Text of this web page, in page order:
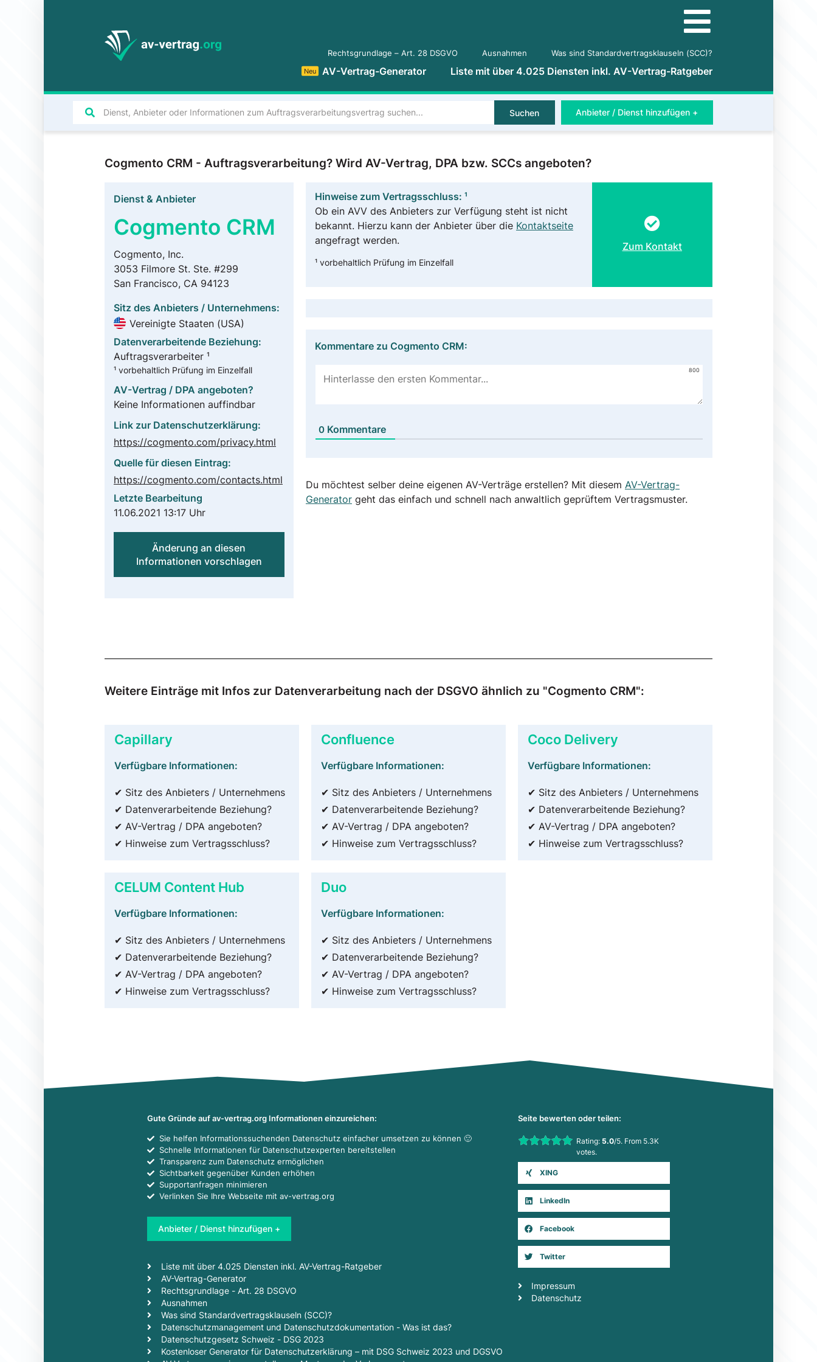
Rechtsgrundlage – Art. 28 DSGVO Ausnahmen Was sind Standardvertragsklauseln (SCC)?
Neu AV-Vertrag-Generator Liste mit über 4.025 Diensten inkl. AV-Vertrag-Ratgeber
Suchen Anbieter / Dienst hinzufügen +
Cogmento CRM - Auftragsverarbeitung? Wird AV-Vertrag, DPA bzw. SCCs angeboten?
Dienst & Anbieter
Cogmento CRM
Cogmento, Inc.
3053 Filmore St. Ste. #299
San Francisco, CA 94123
Sitz des Anbieters / Unternehmens:
Vereinigte Staaten (USA)
Datenverarbeitende Beziehung:
Auftragsverarbeiter ¹
¹ vorbehaltlich Prüfung im Einzelfall
AV-Vertrag / DPA angeboten?
Keine Informationen auffindbar
Link zur Datenschutzerklärung:
https://cogmento.com/privacy.html
Quelle für diesen Eintrag:
https://cogmento.com/contacts.html
Letzte Bearbeitung
11.06.2021 13:17 Uhr
Änderung an diesen
Informationen vorschlagen
Hinweise zum Vertragsschluss: ¹
Ob ein AVV des Anbieters zur Verfügung steht ist nicht
bekannt. Hierzu kann der Anbieter über die Kontaktseite
angefragt werden.
¹ vorbehaltlich Prüfung im Einzelfall
Zum Kontakt
Kommentare zu Cogmento CRM:
800
0Kommentare
Du möchtest selber deine eigenen AV-Verträge erstellen? Mit diesem AV-Vertrag-
Generatorgeht das einfach und schnell nach anwaltlich geprüftem Vertragsmuster.
Weitere Einträge mit Infos zur Datenverarbeitung nach der DSGVO ähnlich zu "Cogmento CRM":
Capillary
Verfügbare Informationen:
✔ Sitz des Anbieters / Unternehmens
✔ Datenverarbeitende Beziehung?
✔ AV-Vertrag / DPA angeboten?
✔ Hinweise zum Vertragsschluss?
Confluence
Verfügbare Informationen:
✔ Sitz des Anbieters / Unternehmens
✔ Datenverarbeitende Beziehung?
✔ AV-Vertrag / DPA angeboten?
✔ Hinweise zum Vertragsschluss?
Coco Delivery
Verfügbare Informationen:
✔ Sitz des Anbieters / Unternehmens
✔ Datenverarbeitende Beziehung?
✔ AV-Vertrag / DPA angeboten?
✔ Hinweise zum Vertragsschluss?
CELUM Content Hub
Verfügbare Informationen:
✔ Sitz des Anbieters / Unternehmens
✔ Datenverarbeitende Beziehung?
✔ AV-Vertrag / DPA angeboten?
✔ Hinweise zum Vertragsschluss?
Duo
Verfügbare Informationen:
✔ Sitz des Anbieters / Unternehmens
✔ Datenverarbeitende Beziehung?
✔ AV-Vertrag / DPA angeboten?
✔ Hinweise zum Vertragsschluss?
Gute Gründe auf av-vertrag.org Informationen einzureichen:
Sie helfen Informationssuchenden Datenschutz einfacher umsetzen zu können 🙂
Schnelle Informationen für Datenschutzexperten bereitstellen
Transparenz zum Datenschutz ermöglichen
Sichtbarkeit gegenüber Kunden erhöhen
Supportanfragen minimieren
Verlinken Sie Ihre Webseite mit av-vertrag.org
Anbieter / Dienst hinzufügen +
Liste mit über 4.025 Diensten inkl. AV-Vertrag-Ratgeber
AV-Vertrag-Generator
Rechtsgrundlage - Art. 28 DSGVO
Ausnahmen
Was sind Standardvertragsklauseln (SCC)?
Datenschutzmanagement und Datenschutzdokumentation - Was ist das?
Datenschutzgesetz Schweiz - DSG 2023
Kostenloser Generator für Datenschutzerklärung – mit DSG Schweiz 2023 und DGSVO
Seite bewerten oder teilen:
Rate this item:
Submit Rating
Rating: 5.0/5. From 5.3K
votes.
XING
LinkedIn
Facebook
Twitter
Impressum
Datenschutz